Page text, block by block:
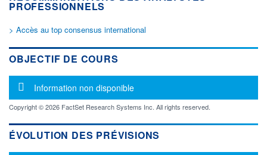
Cotation sur les autres places
0,000 76,032
+ HAUT
0,000
+ BAS
VOLUME
0
CAPITAL ÉCHANGÉ
VALORISATION DERNIER ÉCHANGE
18.12.14 / 16:57:30
LIMITE À LA
BAISSE
LIMITE À LA
HAUSSE
PROFESSIONNELS
> Accès au top consensus international
OBJECTIF DE COURS
Message d'information
Information non disponible
Copyright © 2026 FactSet Research Systems Inc. All rights reserved.
ÉVOLUTION DES PRÉVISIONS